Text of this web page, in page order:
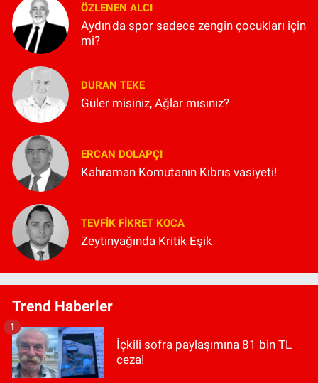
ÖZLENEN ALCI
Aydın'da spor sadece zengin çocukları için
mi?
DURAN TEKE
Güler misiniz, Ağlar mısınız?
ERCAN DOLAPÇI
Kahraman Komutanın Kıbrıs vasiyeti!
TEVFIK FIKRET KOCA
Zeytinyağında Kritik Eşik
Trend Haberler
İçkili sofra paylaşımına 81 bin TL
ceza!
1